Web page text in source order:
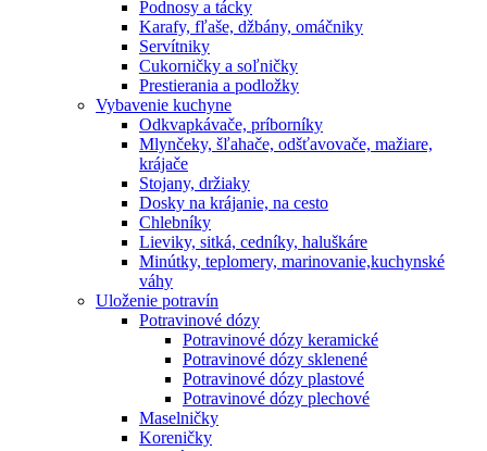
Podnosy a tácky
Karafy, fľaše, džbány, omáčniky
Servítniky
Cukorničky a soľničky
Prestierania a podložky
Vybavenie kuchyne
Odkvapkávače, príborníky
Mlynčeky, šľahače, odšťavovače, mažiare,
krájače
Stojany, držiaky
Dosky na krájanie, na cesto
Chlebníky
Lieviky, sitká, cedníky, haluškáre
Minútky, teplomery, marinovanie,kuchynské
váhy
Uloženie potravín
Potravinové dózy
Potravinové dózy keramické
Potravinové dózy sklenené
Potravinové dózy plastové
Potravinové dózy plechové
Maselničky
Koreničky